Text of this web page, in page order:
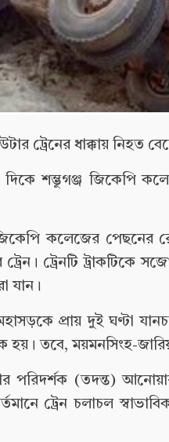
ট্রেনের ধাক্কায়
শম্ভুগঞ্জ জিকেপি
কলেজের পেছনের
ট্রেনটি ট্রাকটিকে
যান।
প্রায় দুই ঘণ্টা
হয়। তবে, ময়মনসিংহ-
পরিদর্শক (তদন্ত)
ট্রেন চলাচল